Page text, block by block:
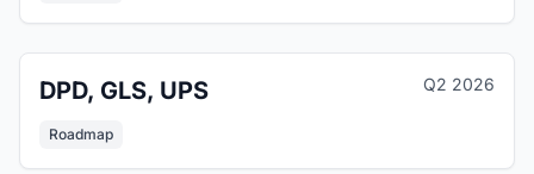
DPD, GLS, UPS
Roadmap
Q2 2026